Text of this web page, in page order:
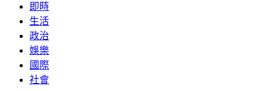
即時
生活
政治
娛樂
國際
社會